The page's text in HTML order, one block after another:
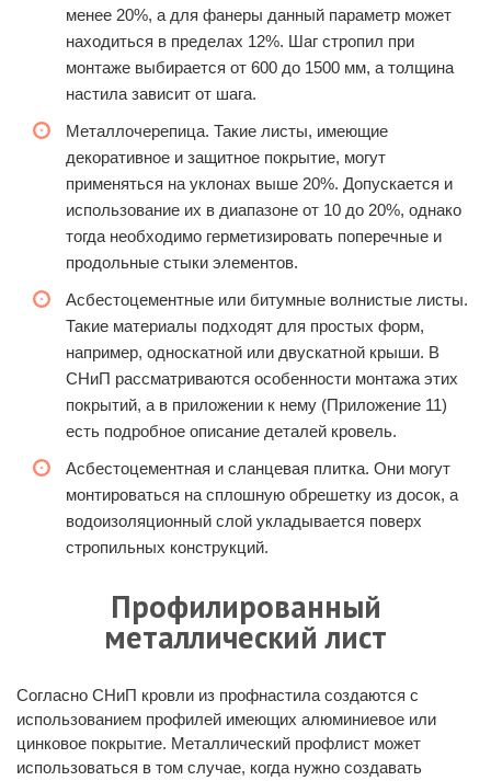
менее 20%, а для фанеры данный параметр может
находиться в пределах 12%. Шаг стропил при
монтаже выбирается от 600 до 1500 мм, а толщина
настила зависит от шага.
Металлочерепица. Такие листы, имеющие
декоративное и защитное покрытие, могут
применяться на уклонах выше 20%. Допускается и
использование их в диапазоне от 10 до 20%, однако
тогда необходимо герметизировать поперечные и
продольные стыки элементов.
Асбестоцементные или битумные волнистые листы.
Такие материалы подходят для простых форм,
например, односкатной или двускатной крыши. В
СНиП рассматриваются особенности монтажа этих
покрытий, а в приложении к нему (Приложение 11)
есть подробное описание деталей кровель.
Асбестоцементная и сланцевая плитка. Они могут
монтироваться на сплошную обрешетку из досок, а
водоизоляционный слой укладывается поверх
стропильных конструкций.
Профилированный
металлический лист
Согласно СНиП кровли из профнастила создаются с
использованием профилей имеющих алюминиевое или
цинковое покрытие. Металлический профлист может
использоваться в том случае, когда нужно создавать